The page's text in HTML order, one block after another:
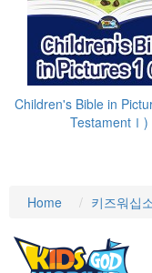
Children's Bible in
TestamentⅠ)
Home 키즈워십